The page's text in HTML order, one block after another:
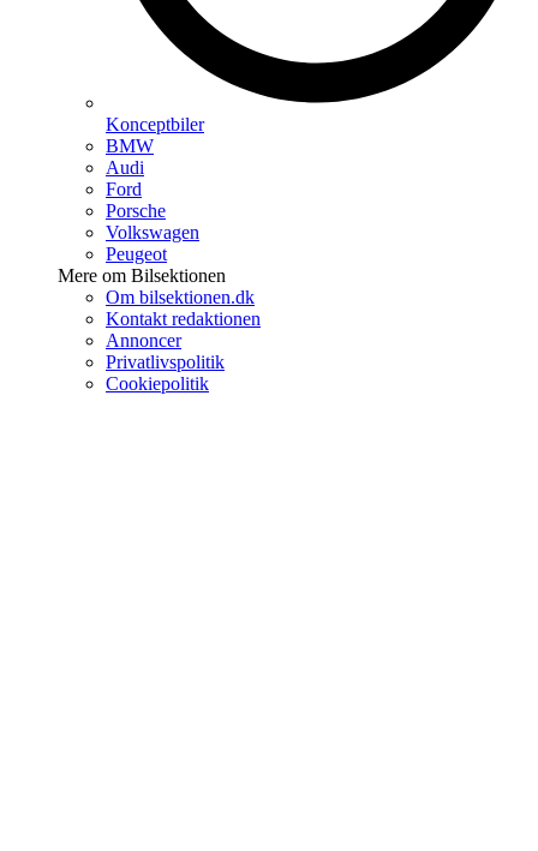
Konceptbiler
BMW
Audi
Ford
Porsche
Volkswagen
Peugeot
Mere om Bilsektionen
Om bilsektionen.dk
Kontakt redaktionen
Annoncer
Privatlivspolitik
Cookiepolitik